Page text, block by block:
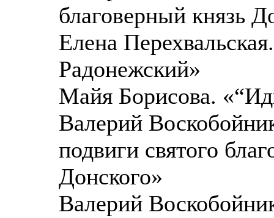
благоверный князь
Елена
Радонежский»
Майя Борисова.
Валерий
подвиги святого
Донского»
Валерий